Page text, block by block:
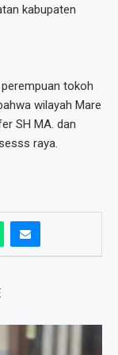
kabupaten
tokoh
wilayah Mare
SH MA. dan
raya.